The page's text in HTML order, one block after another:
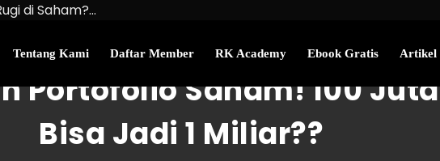
di Saham?…
Uang Perlu…
Tentang Kami Daftar Member RK Academy Ebook Gratis Artikel
Portofolio Saham! 100 Juta
Bisa Jadi 1 Miliar??